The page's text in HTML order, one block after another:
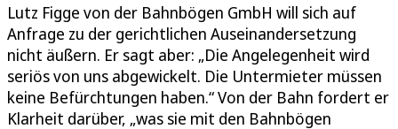
Lutz Figge von der Bahnbögen GmbH will sich auf
Anfrage zu der gerichtlichen Auseinandersetzung
nicht äußern. Er sagt aber: „Die Angelegenheit wird
seriös von uns abgewickelt. Die Untermieter müssen
keine Befürchtungen haben.“ Von der Bahn fordert er
Klarheit darüber, „was sie mit den Bahnbögen